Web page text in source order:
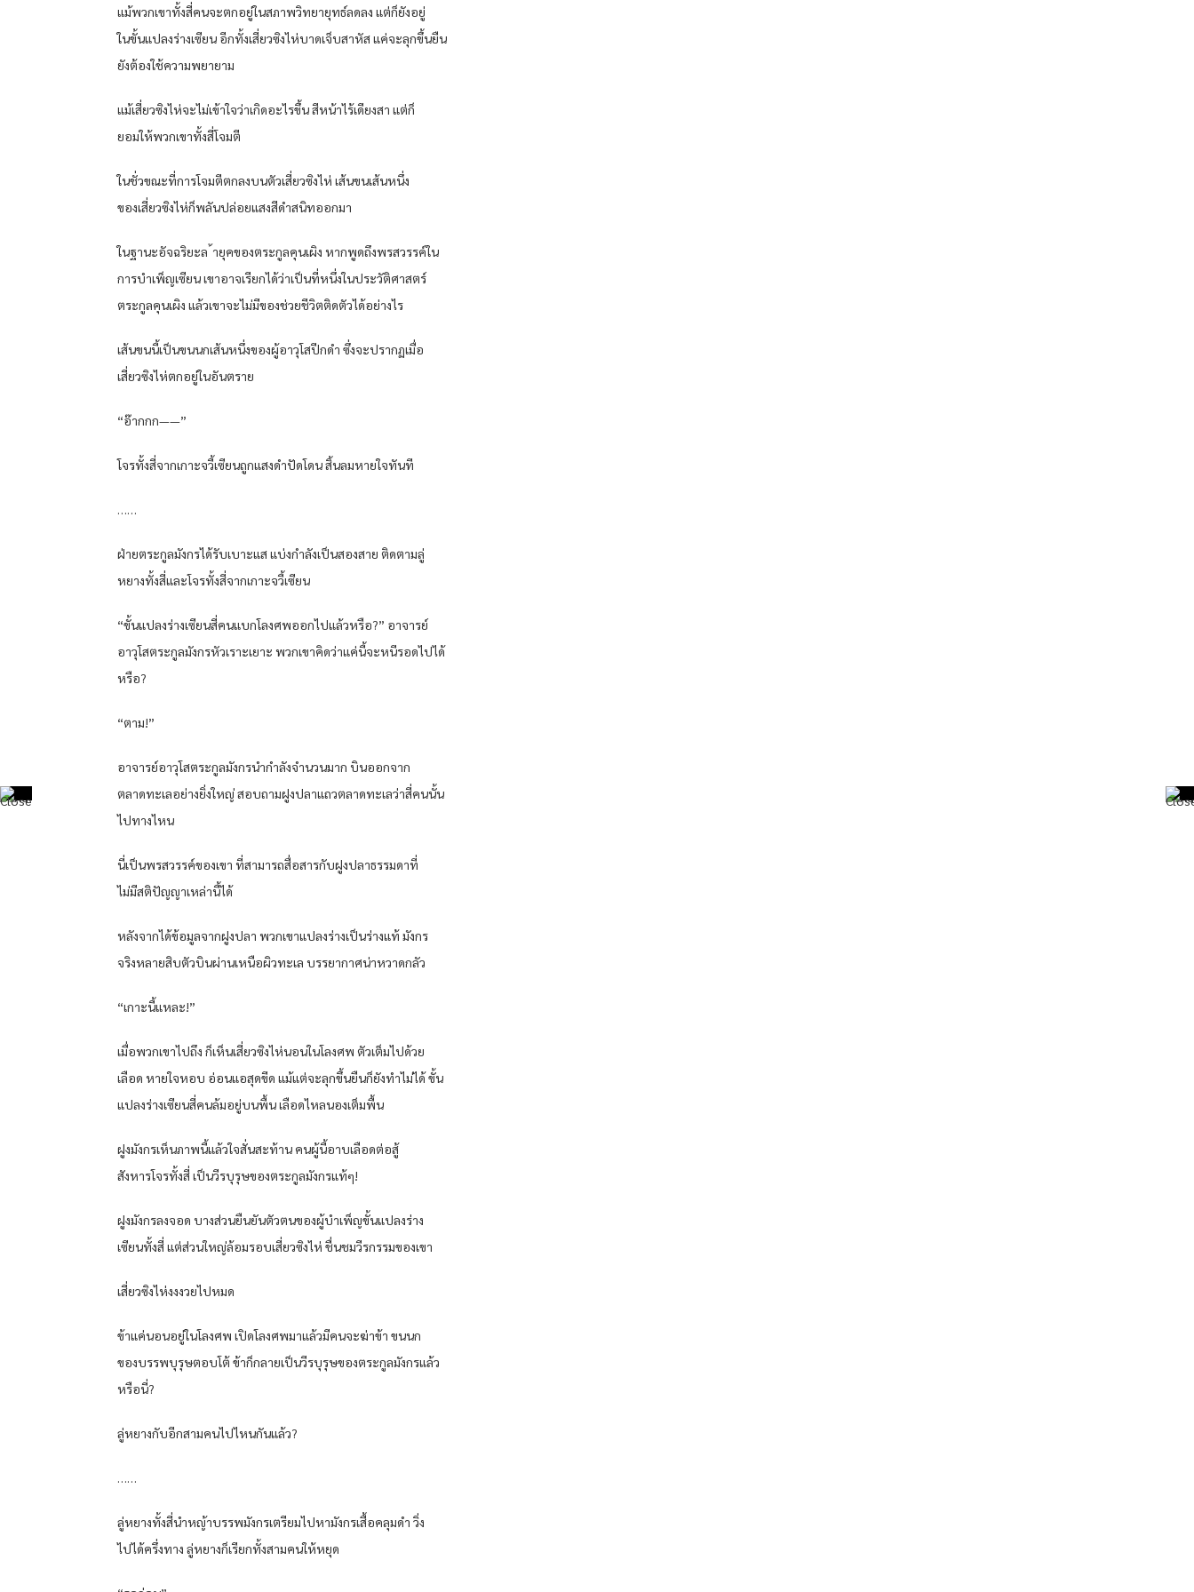
แม้พวกเขาทั้งสี่คนจะตกอยู่ในสภาพวิทยายุทธ์ลดลง แต่ก็ยังอยู่
ในขั้นแปลงร่างเซียน อีกทั้งเสี่ยวซิงไห่บาดเจ็บสาหัส แค่จะลุกขึ้นยืน
ยังต้องใช้ความพยายาม
แม้เสี่ยวซิงไห่จะไม่เข้าใจว่าเกิดอะไรขึ้น สีหน้าไร้เดียงสา แต่ก็
ยอมให้พวกเขาทั้งสี่โจมตี
ในชั่วขณะที่การโจมตีตกลงบนตัวเสี่ยวซิงไห่ เส้นขนเส้นหนึ่ง
ของเสี่ยวซิงไห่ก็พลันปล่อยแสงสีดำสนิทออกมา
ในฐานะอัจฉริยะล ้ายุคของตระกูลคุนเผิง หากพูดถึงพรสวรรค์ใน
การบำเพ็ญเซียน เขาอาจเรียกได้ว่าเป็นที่หนึ่งในประวัติศาสตร์
ตระกูลคุนเผิง แล้วเขาจะไม่มีของช่วยชีวิตติดตัวได้อย่างไร
เส้นขนนี้เป็นขนนกเส้นหนึ่งของผู้อาวุโสปีกดำ ซึ่งจะปรากฏเมื่อ
เสี่ยวซิงไห่ตกอยู่ในอันตราย
“อ๊ากกก——”
โจรทั้งสี่จากเกาะจวี้เซียนถูกแสงดำปัดโดน สิ้นลมหายใจทันที
……
ฝ่ายตระกูลมังกรได้รับเบาะแส แบ่งกำลังเป็นสองสาย ติดตามลู่
หยางทั้งสี่และโจรทั้งสี่จากเกาะจวี้เซียน
“ขั้นแปลงร่างเซียนสี่คนแบกโลงศพออกไปแล้วหรือ?” อาจารย์
อาวุโสตระกูลมังกรหัวเราะเยาะ พวกเขาคิดว่าแค่นี้จะหนีรอดไปได้
หรือ?
“ตาม!”
อาจารย์อาวุโสตระกูลมังกรนำกำลังจำนวนมาก บินออกจาก
ตลาดทะเลอย่างยิ่งใหญ่ สอบถามฝูงปลาแถวตลาดทะเลว่าสี่คนนั้น
ไปทางไหน
นี่เป็นพรสวรรค์ของเขา ที่สามารถสื่อสารกับฝูงปลาธรรมดาที่
ไม่มีสติปัญญาเหล่านี้ได้
หลังจากได้ข้อมูลจากฝูงปลา พวกเขาแปลงร่างเป็นร่างแท้ มังกร
จริงหลายสิบตัวบินผ่านเหนือผิวทะเล บรรยากาศน่าหวาดกลัว
“เกาะนี้แหละ!”
เมื่อพวกเขาไปถึง ก็เห็นเสี่ยวซิงไห่นอนในโลงศพ ตัวเต็มไปด้วย
เลือด หายใจหอบ อ่อนแอสุดขีด แม้แต่จะลุกขึ้นยืนก็ยังทำไม่ได้ ขั้น
แปลงร่างเซียนสี่คนล้มอยู่บนพื้น เลือดไหลนองเต็มพื้น
ฝูงมังกรเห็นภาพนี้แล้วใจสั่นสะท้าน คนผู้นี้อาบเลือดต่อสู้
สังหารโจรทั้งสี่ เป็นวีรบุรุษของตระกูลมังกรแท้ๆ!
ฝูงมังกรลงจอด บางส่วนยืนยันตัวตนของผู้บำเพ็ญขั้นแปลงร่าง
เซียนทั้งสี่ แต่ส่วนใหญ่ล้อมรอบเสี่ยวซิงไห่ ชื่นชมวีรกรรมของเขา
เสี่ยวซิงไห่งงงวยไปหมด
ข้าแค่นอนอยู่ในโลงศพ เปิดโลงศพมาแล้วมีคนจะฆ่าข้า ขนนก
ของบรรพบุรุษตอบโต้ ข้าก็กลายเป็นวีรบุรุษของตระกูลมังกรแล้ว
หรือนี่?
ลู่หยางกับอีกสามคนไปไหนกันแล้ว?
……
ลู่หยางทั้งสี่นำหญ้าบรรพมังกรเตรียมไปหามังกรเสื้อคลุมดำ วิ่ง
ไปได้ครึ่งทาง ลู่หยางก็เรียกทั้งสามคนให้หยุด